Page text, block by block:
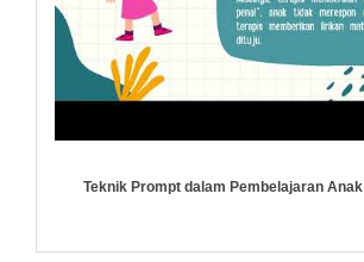
Teknik Prompt dalam Pembelajaran